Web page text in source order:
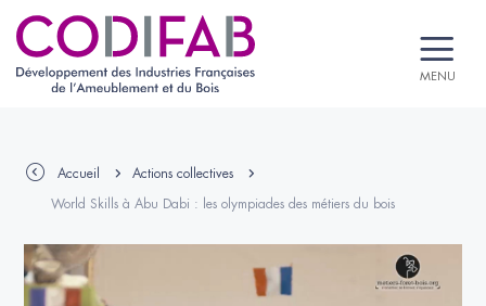
MENU
Accueil Actions collectives
World Skills à Abu Dabi : les olympiades des métiers du bois